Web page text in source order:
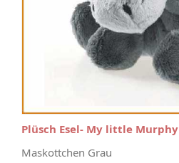
Plüsch Esel- My little Murphy
Maskottchen Grau